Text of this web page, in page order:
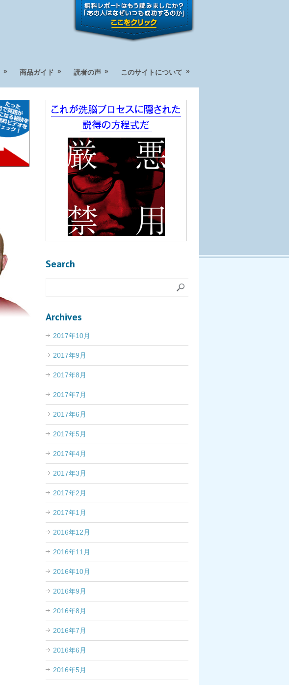
» 商品ガイド » 読者の声 » このサイトについて »
Search
Archives
2017年10月
2017年9月
2017年8月
2017年7月
2017年6月
2017年5月
2017年4月
2017年3月
2017年2月
2017年1月
2016年12月
2016年11月
2016年10月
2016年9月
2016年8月
2016年7月
2016年6月
2016年5月